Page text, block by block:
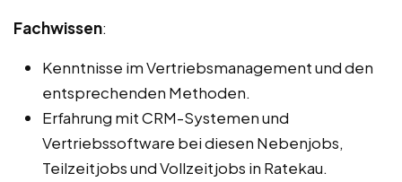
Fachwissen:
Kenntnisse im Vertriebsmanagement und den
entsprechenden Methoden.
Erfahrung mit CRM-Systemen und
Vertriebssoftware bei diesen Nebenjobs,
Teilzeitjobs und Vollzeitjobs in Ratekau.